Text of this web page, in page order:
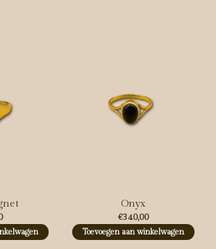
Onyx
€340,00
Toevoegen aan winkelwagen